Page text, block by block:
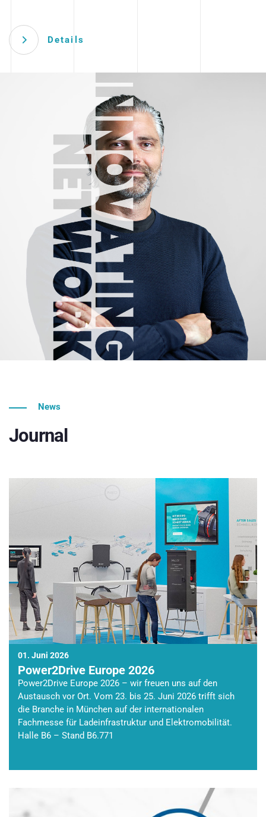
Details
News
Journal
01. Juni 2026
Power2Drive Europe 2026
Power2Drive Europe 2026 – wir freuen uns auf den
Austausch vor Ort. Vom 23. bis 25. Juni 2026 trifft sich
die Branche in München auf der internationalen
Fachmesse für Ladeinfrastruktur und Elektromobilität.
Halle B6 – Stand B6.771